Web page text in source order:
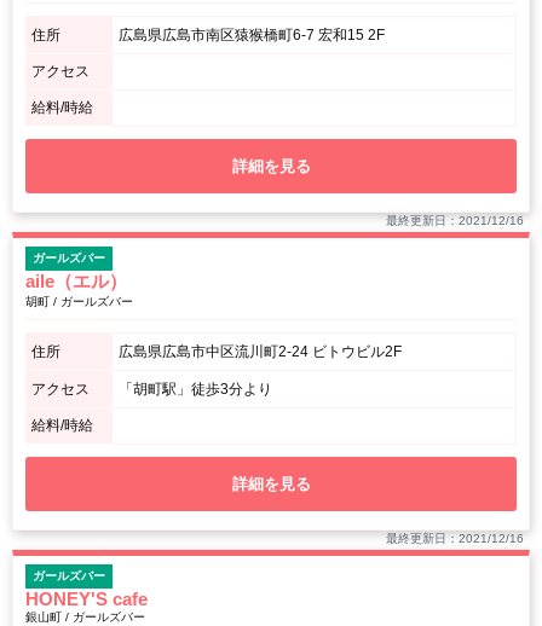
住所 広島県広島市南区猿猴橋町6-7 宏和15 2F
アクセス
給料/時給
詳細を見る
最終更新日：2021/12/16
ガールズバー
aile（エル）
胡町 / ガールズバー
住所 広島県広島市中区流川町2-24 ビトウビル2F
アクセス 「胡町駅」徒歩3分より
給料/時給
詳細を見る
最終更新日：2021/12/16
ガールズバー
HONEY'S cafe
銀山町 / ガールズバー